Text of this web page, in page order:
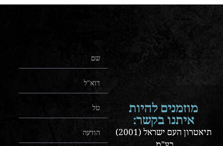
מוזמנים להיות
איתנו בקשר:
תיאטרון העם ישראל (2001)